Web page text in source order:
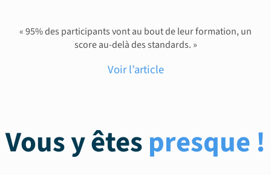
« 95% des participants vont au bout de leur formation, un
score au-delà des standards. »
Voir l’article
Vous y êtespresque !